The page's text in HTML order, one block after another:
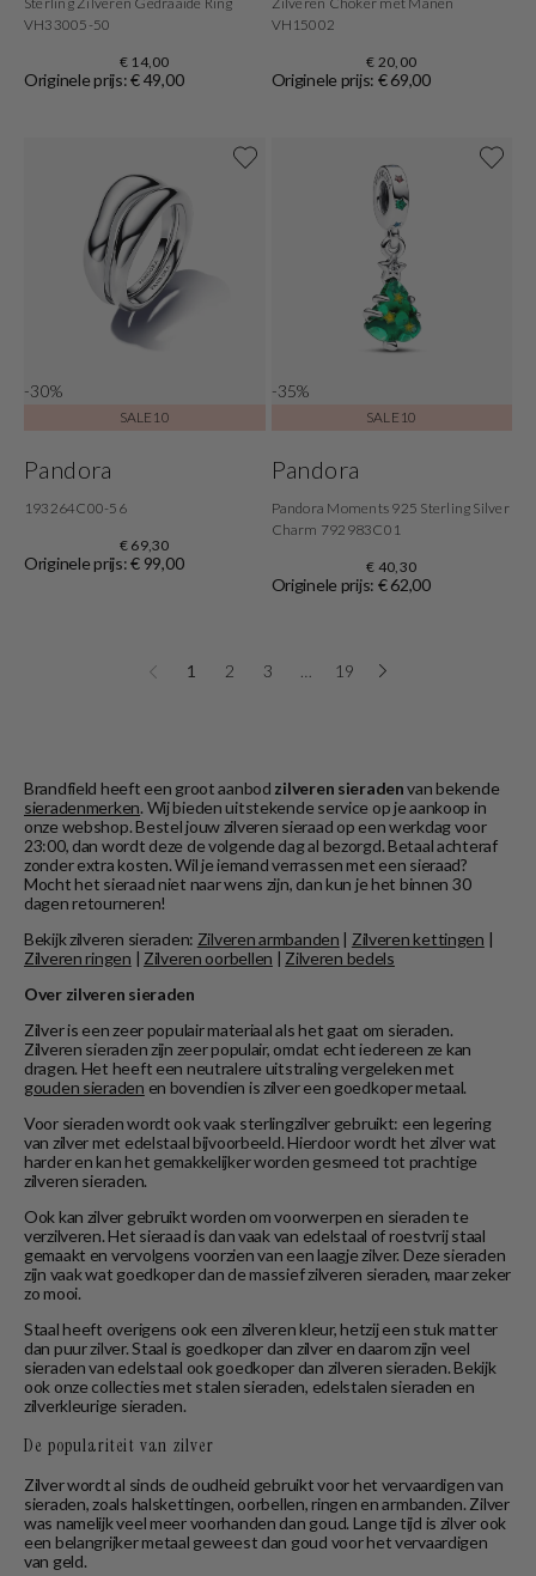
VH33005-50
€ 14,00
Originele prijs: € 49,00
VH15002
€ 20,00
Originele prijs: € 69,00
-30%
SALE10
Pandora
193264C00-56
€ 69,30
Originele prijs: € 99,00
-35%
SALE10
Pandora
Pandora Moments 925 Sterling Silver
Charm 792983C01
€ 40,30
Originele prijs: € 62,00
1 2 3 19
Brandfield heeft een groot aanbod zilveren sieradenvan bekende
sieradenmerken. Wij bieden uitstekende service op je aankoop in
onze webshop. Bestel jouw zilveren sieraad op een werkdag voor
23:00, dan wordt deze de volgende dag al bezorgd. Betaal achteraf
zonder extra kosten. Wil je iemand verrassen met een sieraad?
Mocht het sieraad niet naar wens zijn, dan kun je het binnen 30
dagen retourneren!
Bekijk zilveren sieraden: Zilveren armbanden | Zilveren kettingen |
Zilveren ringen | Zilveren oorbellen | Zilveren bedels
Over zilveren sieraden
Zilver is een zeer populair materiaal als het gaat om sieraden.
Zilveren sieraden zijn zeer populair, omdat echt iedereen ze kan
dragen. Het heeft een neutralere uitstraling vergeleken met
gouden sieraden en bovendien is zilver een goedkoper metaal.
Voor sieraden wordt ook vaak sterlingzilver gebruikt: een legering
van zilver met edelstaal bijvoorbeeld. Hierdoor wordt het zilver wat
harder en kan het gemakkelijker worden gesmeed tot prachtige
zilveren sieraden.
Ook kan zilver gebruikt worden om voorwerpen en sieraden te
verzilveren. Het sieraad is dan vaak van edelstaal of roestvrij staal
gemaakt en vervolgens voorzien van een laagje zilver. Deze sieraden
zijn vaak wat goedkoper dan de massief zilveren sieraden, maar zeker
zo mooi.
Staal heeft overigens ook een zilveren kleur, hetzij een stuk matter
dan puur zilver. Staal is goedkoper dan zilver en daarom zijn veel
sieraden van edelstaal ook goedkoper dan zilveren sieraden. Bekijk
ook onze collecties met stalen sieraden, edelstalen sieraden en
zilverkleurige sieraden.
De populariteit van zilver
Zilver wordt al sinds de oudheid gebruikt voor het vervaardigen van
sieraden, zoals halskettingen, oorbellen, ringen en armbanden. Zilver
was namelijk veel meer voorhanden dan goud. Lange tijd is zilver ook
een belangrijker metaal geweest dan goud voor het vervaardigen
van geld.